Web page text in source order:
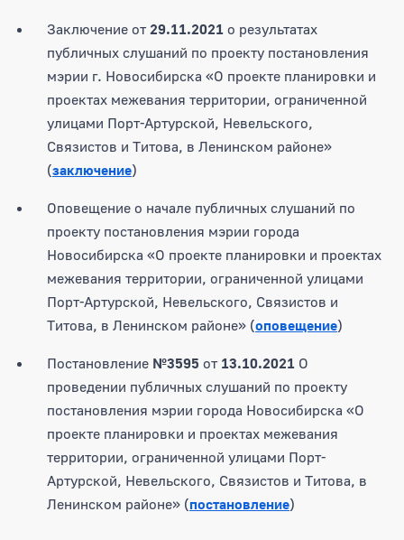
Заключение от 29.11.2021 о результатах
публичных слушаний по проекту постановления
мэрии г. Новосибирска «О проекте планировки и
проектах межевания территории, ограниченной
улицами Порт-Артурской, Невельского,
Связистов и Титова, в Ленинском районе»
(заключение)
Оповещение о начале публичных слушаний по
проекту постановления мэрии города
Новосибирска «О проекте планировки и проектах
межевания территории, ограниченной улицами
Порт-Артурской, Невельского, Связистов и
Титова, в Ленинском районе» (оповещение)
Постановление №3595 от 13.10.2021 О
проведении публичных слушаний по проекту
постановления мэрии города Новосибирска «О
проекте планировки и проектах межевания
территории, ограниченной улицами Порт-
Артурской, Невельского, Связистов и Титова, в
Ленинском районе» (постановление)